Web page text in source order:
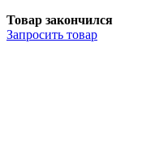
Товар закончился
Запросить товар